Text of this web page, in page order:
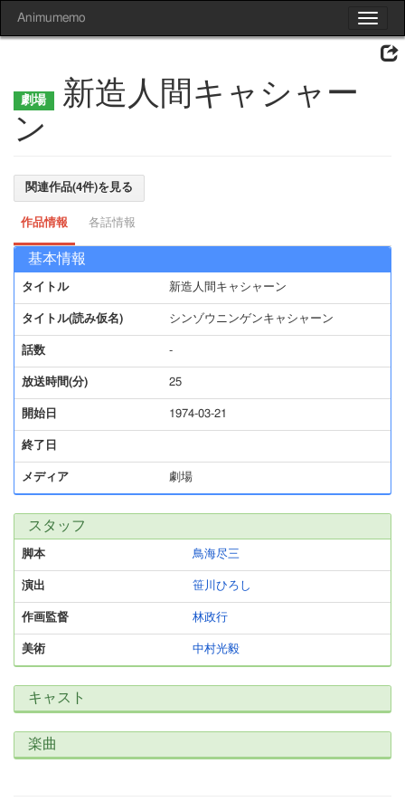
Toggle
Animumemo
新造人間キャシャー
ン
関連作品(4件)を見る
作品情報 各話情報
基本情報
タイトル 新造人間キャシャーン
タイトル(読み仮名) シンゾウニンゲンキャシャーン
話数 -
放送時間(分) 25
開始日 1974-03-21
終了日
メディア 劇場
スタッフ
脚本 鳥海尽三
演出 笹川ひろし
作画監督 林政行
美術 中村光毅
キャスト
楽曲